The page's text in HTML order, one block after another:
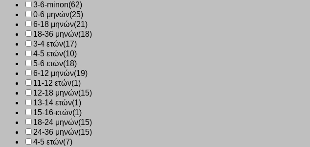
3-6-minon(62)
0-6 μηνών(25)
6-18 μηνών(21)
18-36 μηνών(18)
3-4 ετών(17)
4-5 ετών(10)
5-6 ετών(18)
6-12 μηνών(19)
11-12 ετών(1)
12-18 μηνών(15)
13-14 ετών(1)
15-16-ετών(1)
18-24 μηνών(15)
24-36 μηνών(15)
4-5 ετών(7)